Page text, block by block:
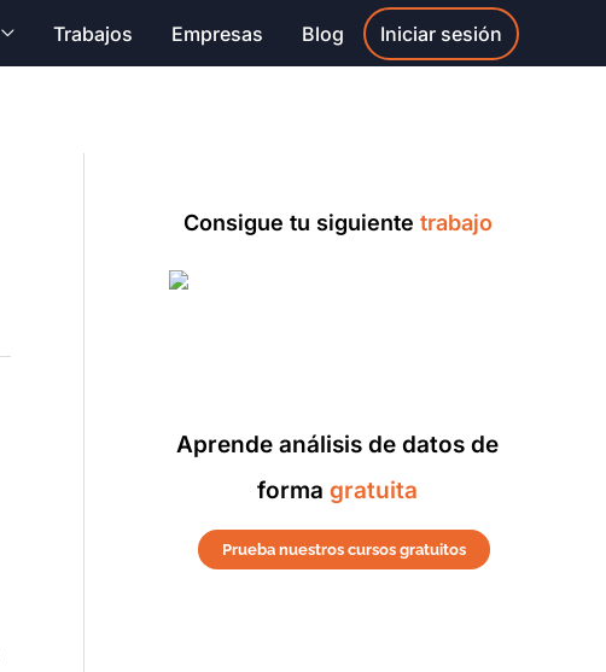
Trabajos Empresas Blog Iniciar sesión
Consigue tu siguiente trabajo
Aprende análisis de datos de
forma gratuita
Prueba nuestros cursos gratuitos